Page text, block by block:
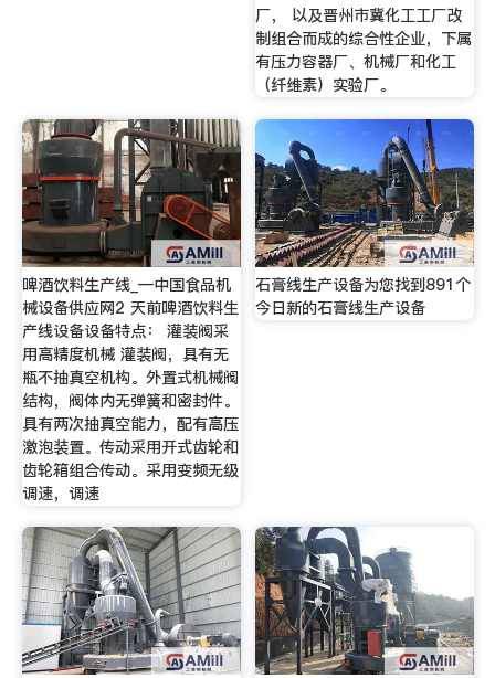
厂， 以及晋州市冀化工工厂改
制组合而成的综合性企业，下属
有压力容器厂、机械厂和化工
（纤维素）实验厂。
啤酒饮料生产线_—中国食品机
械设备供应网2 天前啤酒饮料生
产线设备设备特点： 灌装阀采
用高精度机械 灌装阀，具有无
瓶不抽真空机构。外置式机械阀
结构，阀体内无弹簧和密封件。
具有两次抽真空能力，配有高压
激泡装置。传动采用开式齿轮和
齿轮箱组合传动。采用变频无级
调速，调速
石膏线生产设备为您找到891个
今日新的石膏线生产设备